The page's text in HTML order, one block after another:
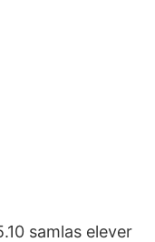
samlas elever